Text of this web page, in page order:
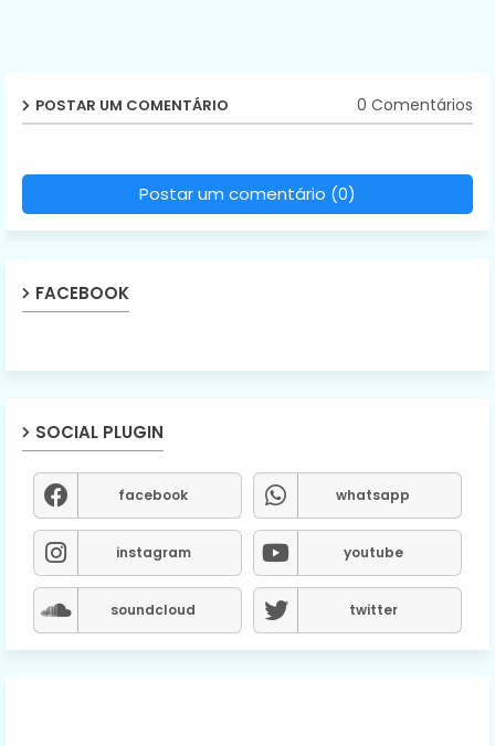
POSTAR UM COMENTÁRIO 0 Comentários
Postar um comentário (0)
FACEBOOK
SOCIAL PLUGIN
facebook whatsapp
instagram youtube
soundcloud twitter